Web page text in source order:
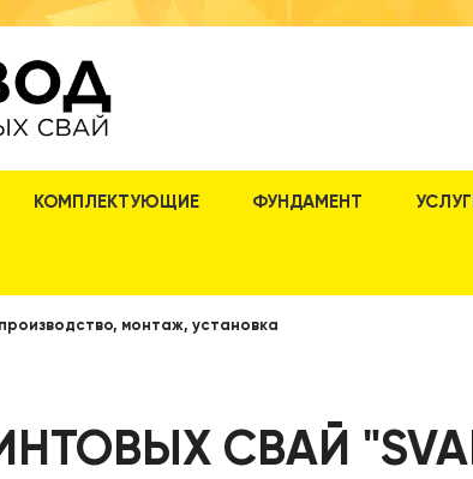
КОМПЛЕКТУЮЩИЕ ФУНДАМЕНТ
монтаж, установка
СВАЙ